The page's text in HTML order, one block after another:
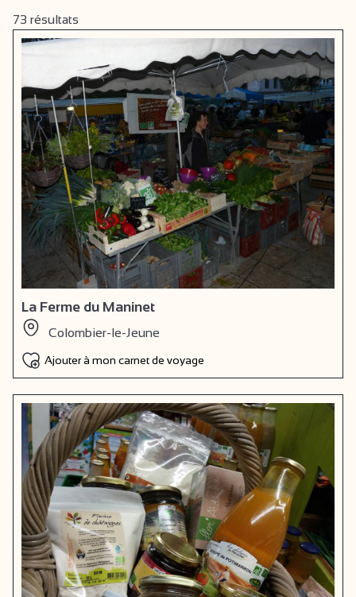
73 résultats
La Ferme du Maninet
Colombier-le-Jeune
Ajouter à mon carnet de voyage